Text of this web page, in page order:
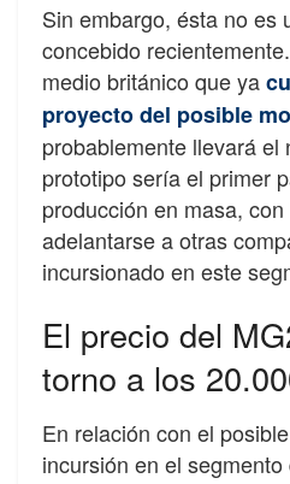
Sin embargo, ésta no es
concebido
medio británico que ya
proyecto del posible
probablemente llevará
prototipo sería el primer
producción en masa,
adelantarse a otras
incursionado en este
El precio del
torno a los
En relación con el
incursión en el